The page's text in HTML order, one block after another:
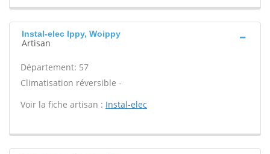
Instal-elec Ippy, Woippy
Artisan
Département: 57
Climatisation réversible -
Voir la fiche artisan : Instal-elec